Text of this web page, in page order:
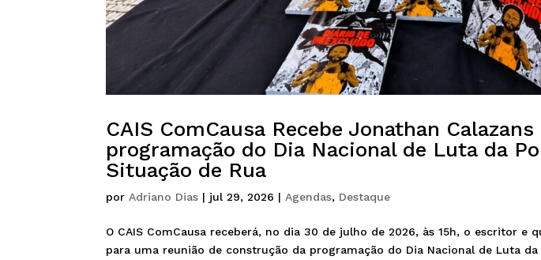
CAIS ComCausa Recebe Jonathan
programação do Dia Nacional de Luta da
Situação de Rua
por Adriano Dias | jul 29, 2026 | Agendas, Destaque
O CAIS ComCausa receberá, no dia 30 de julho de 2026, às 15h, o escritor e
para uma reunião de construção da programação do Dia Nacional de Luta da